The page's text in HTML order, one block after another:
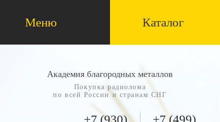
Меню Каталог
Академия благородных металлов
Покупка радиолома
по всей России и странам СНГ
+7 (930)
+7 (499)